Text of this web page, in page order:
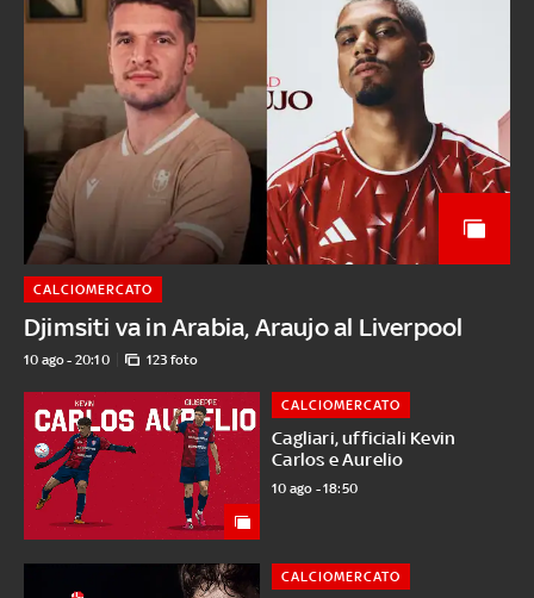
Djimsiti va in Arabia, Araujo al Liverpool
CALCIOMERCATO
10 ago - 20:10 123 foto
Cagliari, ufficiali Kevin
Carlos e Aurelio
CALCIOMERCATO
10 ago - 18:50
CALCIOMERCATO